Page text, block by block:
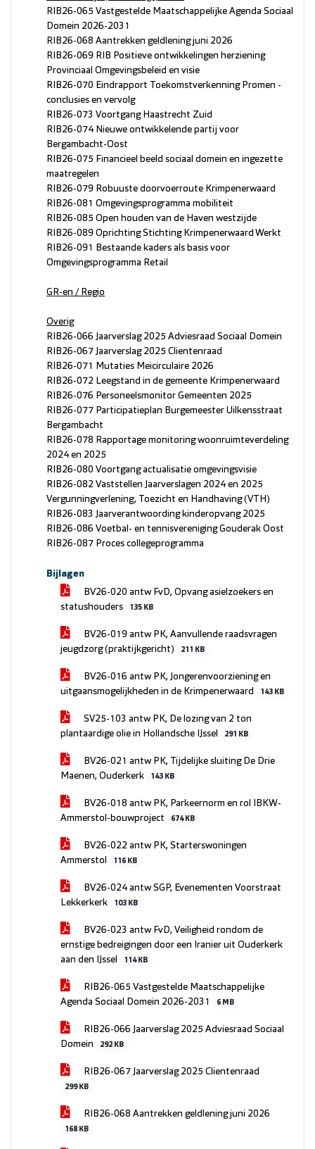
RIB26-065 Vastgestelde Maatschappelijke Agenda Sociaal
Domein 2026-2031
RIB26-068 Aantrekken geldlening juni 2026
RIB26-069 RIB Positieve ontwikkelingen herziening
Provinciaal Omgevingsbeleid en visie
RIB26-070 Eindrapport Toekomstverkenning Promen -
conclusies en vervolg
RIB26-073 Voortgang Haastrecht Zuid
RIB26-074 Nieuwe ontwikkelende partij voor
Bergambacht-Oost
RIB26-075 Financieel beeld sociaal domein en ingezette
maatregelen
RIB26-079 Robuuste doorvoerroute Krimpenerwaard
RIB26-081 Omgevingsprogramma mobiliteit
RIB26-085 Open houden van de Haven westzijde
RIB26-089 Oprichting Stichting Krimpenerwaard Werkt
RIB26-091 Bestaande kaders als basis voor
Omgevingsprogramma Retail
GR-en / Regio
Overig
RIB26-066 Jaarverslag 2025 Adviesraad Sociaal Domein
RIB26-067 Jaarverslag 2025 Clientenraad
RIB26-071 Mutaties Meicirculaire 2026
RIB26-072 Leegstand in de gemeente Krimpenerwaard
RIB26-076 Personeelsmonitor Gemeenten 2025
RIB26-077 Participatieplan Burgemeester Uilkensstraat
Bergambacht
RIB26-078 Rapportage monitoring woonruimteverdeling
2024 en 2025
RIB26-080 Voortgang actualisatie omgevingsvisie
RIB26-082 Vaststellen Jaarverslagen 2024 en 2025
Vergunningverlening, Toezicht en Handhaving (VTH)
RIB26-083 Jaarverantwoording kinderopvang 2025
RIB26-086 Voetbal- en tennisvereniging Gouderak Oost
RIB26-087 Proces collegeprogramma
Bijlagen
BV26-020 antw FvD, Opvang asielzoekers en
statushouders
135 KB
BV26-019 antw PK, Aanvullende raadsvragen
jeugdzorg (praktijkgericht)
211 KB
BV26-016 antw PK, Jongerenvoorziening en
uitgaansmogelijkheden in de Krimpenerwaard
143 KB
SV25-103 antw PK, De lozing van 2 ton
plantaardige olie in Hollandsche IJssel
291 KB
BV26-021 antw PK, Tijdelijke sluiting De Drie
Maenen, Ouderkerk
143 KB
BV26-018 antw PK, Parkeernorm en rol IBKW-
Ammerstol-bouwproject
674 KB
BV26-022 antw PK, Starterswoningen
Ammerstol
116 KB
BV26-024 antw SGP, Evenementen Voorstraat
Lekkerkerk
103 KB
BV26-023 antw FvD, Veiligheid rondom de
ernstige bedreigingen door een Iranier uit Ouderkerk
aan den IJssel
114 KB
RIB26-065 Vastgestelde Maatschappelijke
Agenda Sociaal Domein 2026-2031
6 MB
RIB26-066 Jaarverslag 2025 Adviesraad Sociaal
Domein
292 KB
RIB26-067 Jaarverslag 2025 Clientenraad
299 KB
RIB26-068 Aantrekken geldlening juni 2026
168 KB